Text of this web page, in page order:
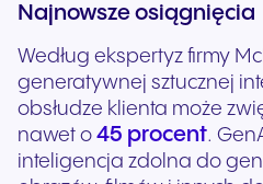
Najnowsze osiągnięcia
Według ekspertyz firmy
generatywnej sztucznej
obsłudze klienta może
nawet o 45 procent.
inteligencja zdolna do